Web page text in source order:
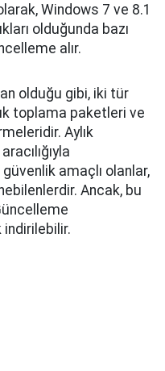
Windows 7 ve 8.1
olduğunda bazı
alır.
olduğu gibi, iki tür
toplama paketleri ve
Aylık
amaçlı olanlar,
Ancak, bu